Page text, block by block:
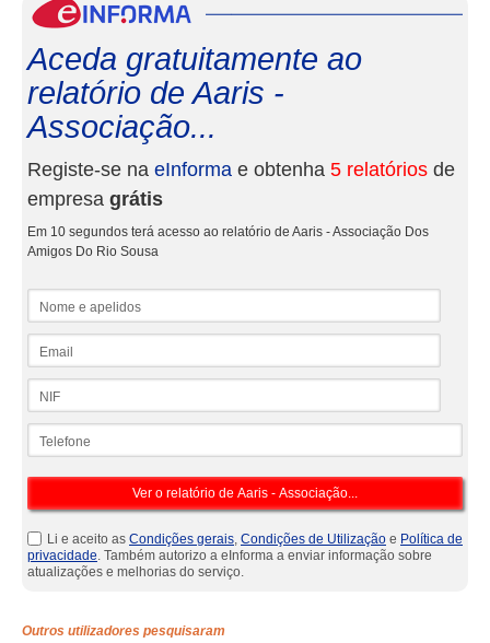
Aceda gratuitamente ao
relatório de Aaris -
Associação...
Registe-se na eInforma e obtenha 5 relatórios de
empresa grátis
Em 10 segundos terá acesso ao relatório de Aaris - Associação Dos
Amigos Do Rio Sousa
Li e aceito as Condições gerais, Condições de Utilização e Política de
privacidade. Também autorizo a eInforma a enviar informação sobre
atualizações e melhorias do serviço.
Outros utilizadores pesquisaram